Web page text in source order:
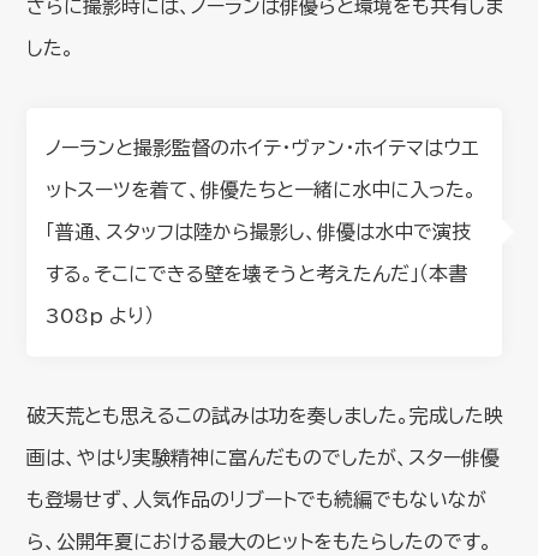
さらに撮影時には、ノーランは俳優らと環境をも共有しま
した。
ノーランと撮影監督のホイテ・ヴァン・ホイテマはウエ
ットスーツを着て、俳優たちと一緒に水中に入った。
「普通、スタッフは陸から撮影し、俳優は水中で演技
する。そこにできる壁を壊そうと考えたんだ」（本書
308p より）
破天荒とも思えるこの試みは功を奏しました。完成した映
画は、やはり実験精神に富んだものでしたが、スター俳優
も登場せず、人気作品のリブートでも続編でもないなが
ら、公開年夏における最大のヒットをもたらしたのです。